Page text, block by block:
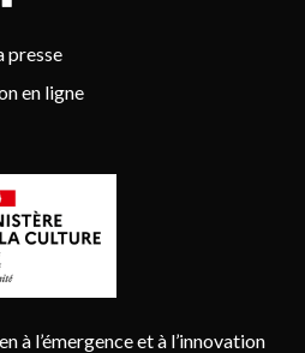
presse
en ligne
à l’émergence et à l’innovation